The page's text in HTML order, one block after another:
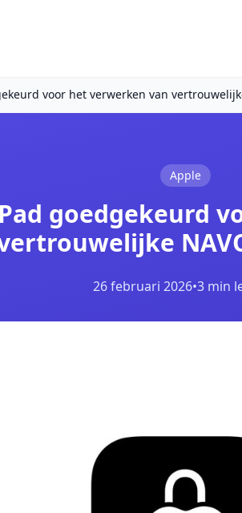
voor het verwerken van
Apple
goedgekeurd
26 februari 2026•3 min